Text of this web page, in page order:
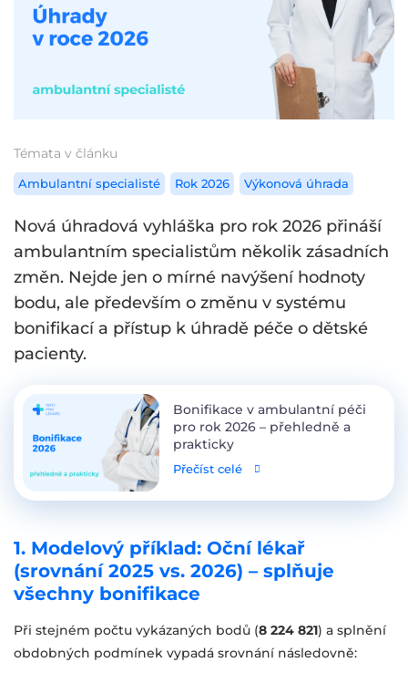
Témata v článku
Ambulantní specialisté Rok 2026 Výkonová úhrada
Nová úhradová vyhláška pro rok 2026 přináší
ambulantním specialistům několik zásadních
změn. Nejde jen o mírné navýšení hodnoty
bodu, ale především o změnu v systému
bonifikací a přístup k úhradě péče o dětské
pacienty.
Bonifikace v ambulantní péči
pro rok 2026 – přehledně a
prakticky
Přečíst celé
1. Modelový příklad: Oční lékař
(srovnání 2025 vs. 2026) – splňuje
všechny bonifikace
Při stejném počtu vykázaných bodů (8 224 821) a splnění
obdobných podmínek vypadá srovnání následovně: